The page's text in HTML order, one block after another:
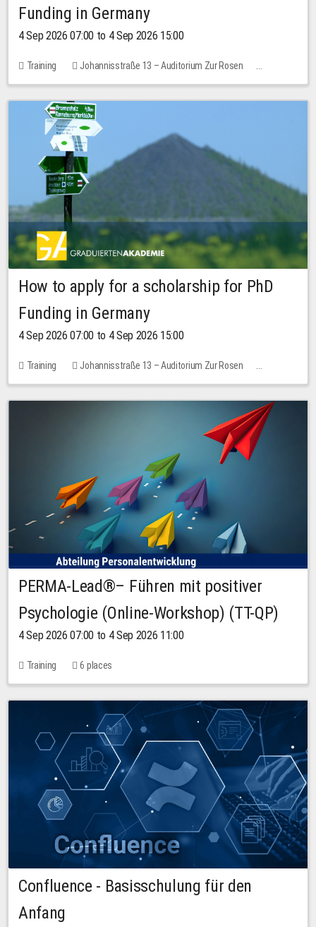
Funding in Germany
4 Sep 2026 07:00 to 4 Sep 2026 15:00
Training
Johannisstraße 13 – Auditorium Zur Rosen
No free places
How to apply for a scholarship for PhD
Funding in Germany
4 Sep 2026 07:00 to 4 Sep 2026 15:00
Training
Johannisstraße 13 – Auditorium Zur Rosen
7 places
10.00 EUR
PERMA-Lead®– Führen mit positiver
Psychologie (Online-Workshop) (TT-QP)
4 Sep 2026 07:00 to 4 Sep 2026 11:00
Training 6 places
Confluence - Basisschulung für den
Anfang